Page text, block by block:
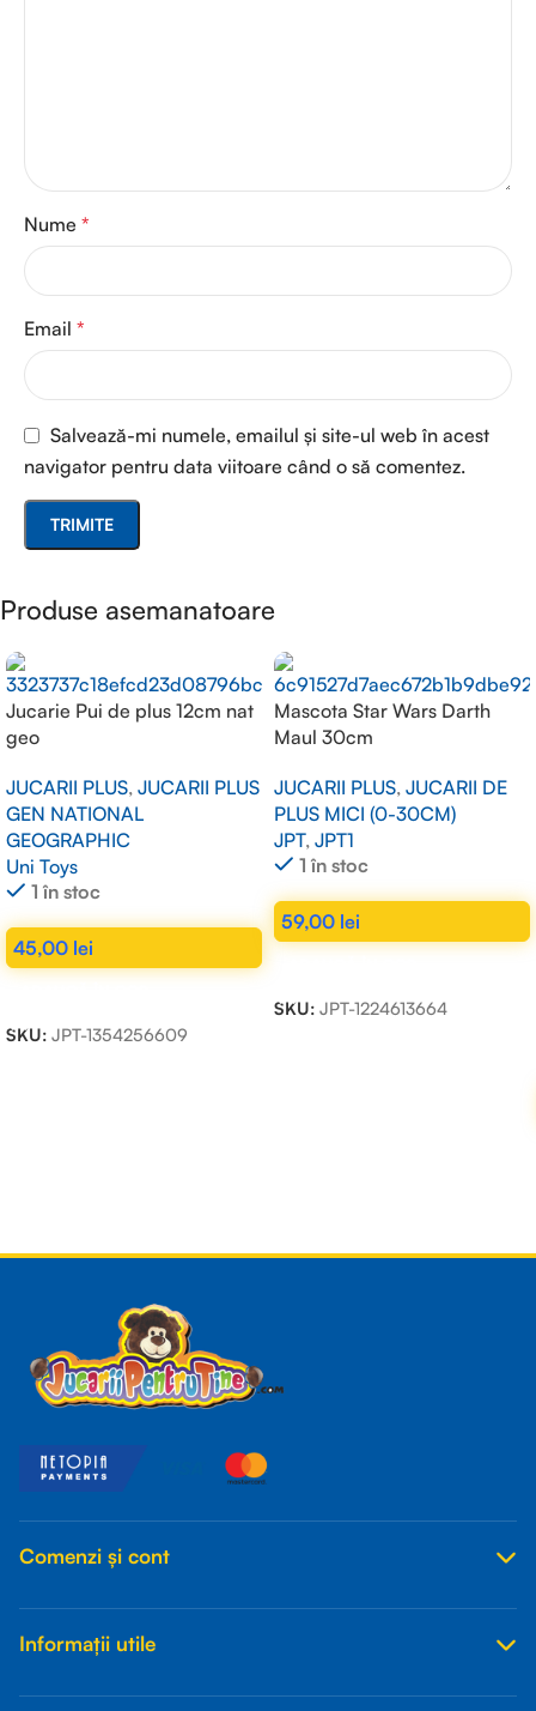
Nume *
Email *
Salvează-mi numele, emailul și site-ul web în acest
navigator pentru data viitoare când o să comentez.
Produse asemanatoare
Jucarie Pui de plus 12cm nat
geo
JUCARII PLUS, JUCARII PLUS
GEN NATIONAL
GEOGRAPHIC
Uni Toys
1 în stoc
45,00 lei
SKU: JPT-1354256609
Mascota Star Wars Darth
Maul 30cm
JUCARII PLUS, JUCARII DE
PLUS MICI (0-30CM)
JPT, JPT1
1 în stoc
59,00 lei
SKU: JPT-1224613664
Comenzi și cont
Informații utile